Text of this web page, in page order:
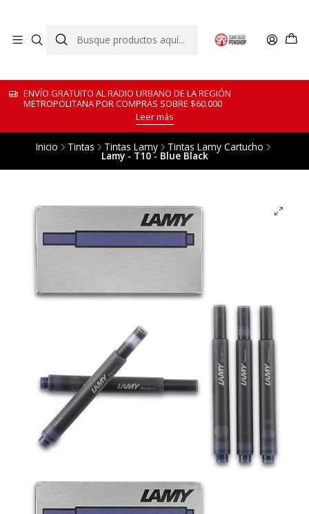
ENVÍO GRATUITO AL RADIO URBANO DE LA REGIÓN
METROPOLITANA POR COMPRAS SOBRE $60.000
Leer más
Inicio Tintas Tintas Lamy Tintas Lamy Cartucho
Lamy - T10 - Blue Black